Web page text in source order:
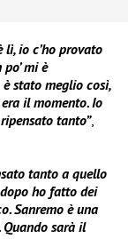
lì, io c’ho provato
mi è
stato meglio così,
il momento. Io
tanto”,
tanto a quello
ho fatto dei
Sanremo è una
sarà il